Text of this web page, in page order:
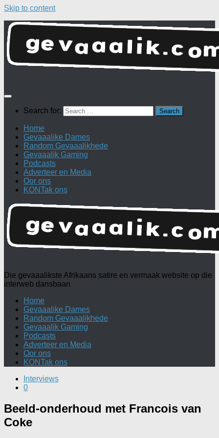
Skip to content
Search for:
Home
Gevaaalike Dames
Random Gevaaalikhede
Gevaaalik Gaming
Podcasts
Adverteer en Media
Oor ons
KONTak ons
Die gevaaalikste Afrikaans satire en vermaak website op die
interweb dansbaan
Home
Gevaaalike Dames
Random Gevaaalikhede
Gevaaalik Gaming
Podcasts
Adverteer en Media
Oor ons
KONTak ons
Interviews
0
Beeld-onderhoud met Francois van
Coke